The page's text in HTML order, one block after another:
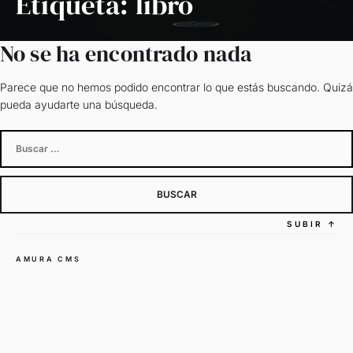
No se ha encontrado nada
Parece que no hemos podido encontrar lo que estás buscando. Quizá
pueda ayudarte una búsqueda.
SUBIR ↑
AMURA CMS